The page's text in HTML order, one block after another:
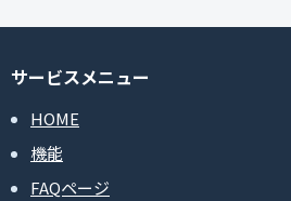
サービスメニュー
HOME
機能
FAQページ